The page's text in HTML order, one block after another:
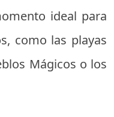
ideal para
como las playas
Mágicos o los